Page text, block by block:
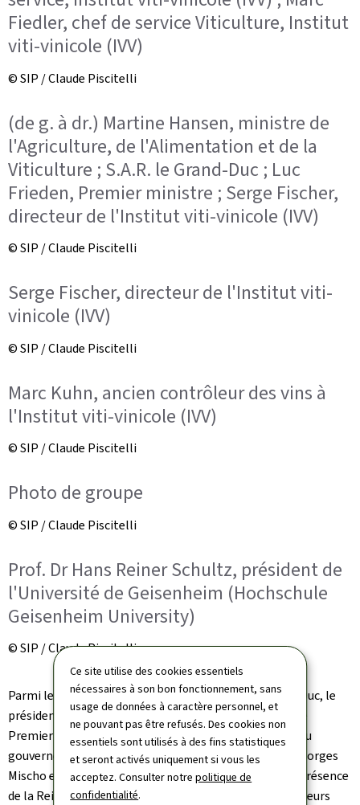
Ce site utilise des cookies essentiels
nécessaires à son bon fonctionnement, sans
usage de données à caractère personnel, et
ne pouvant pas être refusés. Des cookies non
essentiels sont utilisés à des fins statistiques
et seront activés uniquement si vous les
acceptez. Consulter notrepolitique de
confidentialité.
Fiedler, chef de service Viticulture, Institut
viti-vinicole (IVV)
© SIP / Claude Piscitelli
(de g. à dr.) Martine Hansen, ministre de
l'Agriculture, de l'Alimentation et de la
Viticulture ; S.A.R. le Grand-Duc ; Luc
Frieden, Premier ministre ; Serge Fischer,
directeur de l'Institut viti-vinicole (IVV)
© SIP / Claude Piscitelli
Serge Fischer, directeur de l'Institut viti-
vinicole (IVV)
© SIP / Claude Piscitelli
Marc Kuhn, ancien contrôleur des vins à
l'Institut viti-vinicole (IVV)
© SIP / Claude Piscitelli
Photo de groupe
© SIP / Claude Piscitelli
Prof. Dr Hans Reiner Schultz, président de
l'Université de Geisenheim (Hochschule
Geisenheim University)
© SIP / Claude Piscitelli
Parmi les invités d'honneur figuraient S.A.R. le Grand-Duc, le
président de la Chambre des députés Claude Wiseler, le
Premier ministre Luc Frieden, ainsi que des membres du
gouvernement, dont Martine Hansen, Léon Gloden, Georges
Mischo et Stéphanie Obertin et plusieurs députés. La présence
de la Reine du Vin et de la Reine du Riesling, des viticulteurs